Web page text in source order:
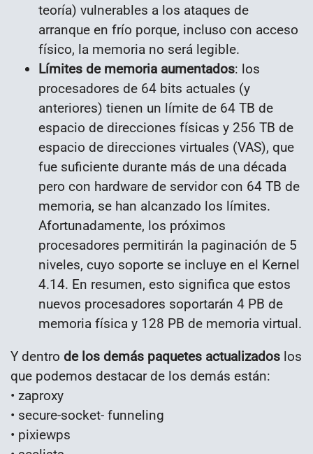
teoría) vulnerables a los ataques de
arranque en frío porque, incluso con acceso
físico, la memoria no será legible.
Límites de memoria aumentados: los
procesadores de 64 bits actuales (y
anteriores) tienen un límite de 64 TB de
espacio de direcciones físicas y 256 TB de
espacio de direcciones virtuales (VAS), que
fue suficiente durante más de una década
pero con hardware de servidor con 64 TB de
memoria, se han alcanzado los límites.
Afortunadamente, los próximos
procesadores permitirán la paginación de 5
niveles, cuyo soporte se incluye en el Kernel
4.14. En resumen, esto significa que estos
nuevos procesadores soportarán 4 PB de
memoria física y 128 PB de memoria virtual.
Y dentro de los demás paquetes actualizados los
que podemos destacar de los demás están:
• zaproxy
• secure-socket- funneling
• pixiewps